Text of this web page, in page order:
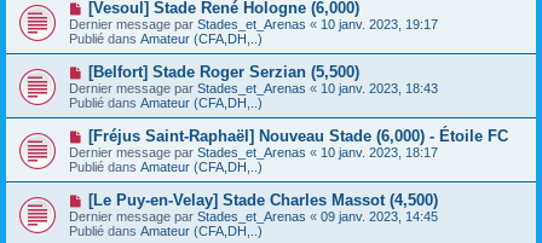
s
a
g
e
u
m
e
s
a
g
e
N
o
u
v
e
u
m
e
s
a
g
e
[Vesoul] Stade René Hologne (6,000)
Dernier message par Stades_et_Arenas « 10 janv. 2023, 19:17
Publié dans Amateur (CFA,DH,..)
N
o
u
v
e
u
m
e
s
a
[Belfort] Stade Roger Serzian (5,500)
Dernier message par Stades_et_Arenas « 10 janv. 2023, 18:43
Publié dans Amateur (CFA,DH,..)
N
o
u
v
e
u
m
[Fréjus Saint-Raphaël] Nouveau Stade (6,000) - Étoile FC
Dernier message par Stades_et_Arenas « 10 janv. 2023, 18:17
Publié dans Amateur (CFA,DH,..)
N
o
u
v
[Le Puy-en-Velay] Stade Charles Massot (4,500)
Dernier message par Stades_et_Arenas « 09 janv. 2023, 14:45
Publié dans Amateur (CFA,DH,..)